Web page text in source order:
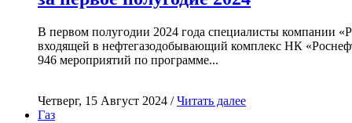
В первом полугодии 2024 года специалисты компании
входящей в нефтегазодобывающий комплекс НК
946 мероприятий по программе...
Четверг, 15 Август 2024 /Читать далее
Газ